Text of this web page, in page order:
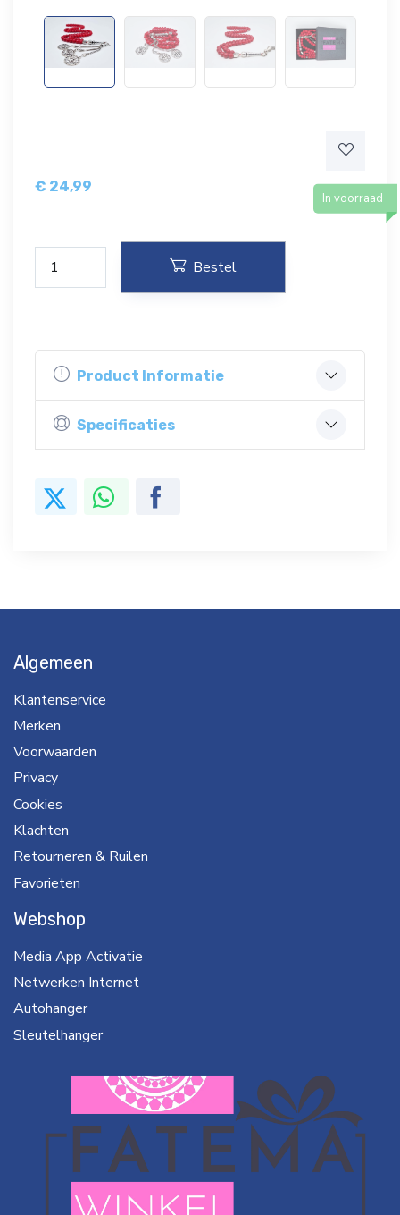
€ 24,99
In voorraad
Bestel
Product Informatie
Specificaties
Algemeen
Klantenservice
Merken
Voorwaarden
Privacy
Cookies
Klachten
Retourneren & Ruilen
Favorieten
Webshop
Media App Activatie
Netwerken Internet
Autohanger
Sleutelhanger